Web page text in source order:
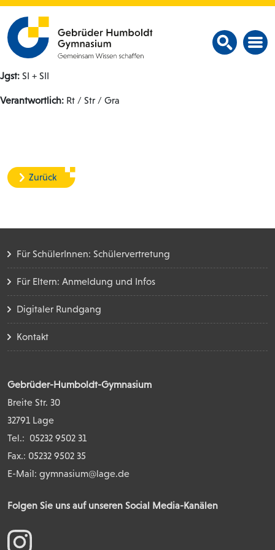
Jgst: SI + SII
Verantwortlich: Rt / Str / Gra
Zurück
Für SchülerInnen: Schülervertretung
Für Eltern: Anmeldung und Infos
Digitaler Rundgang
Kontakt
Gebrüder-Humboldt-Gymnasium
Breite Str. 30
32791 Lage
Tel.: 05232 9502 31
Fax.: 05232 9502 35
E-Mail: gymnasium@lage.de
Folgen Sie uns auf unseren Social Media-Kanälen